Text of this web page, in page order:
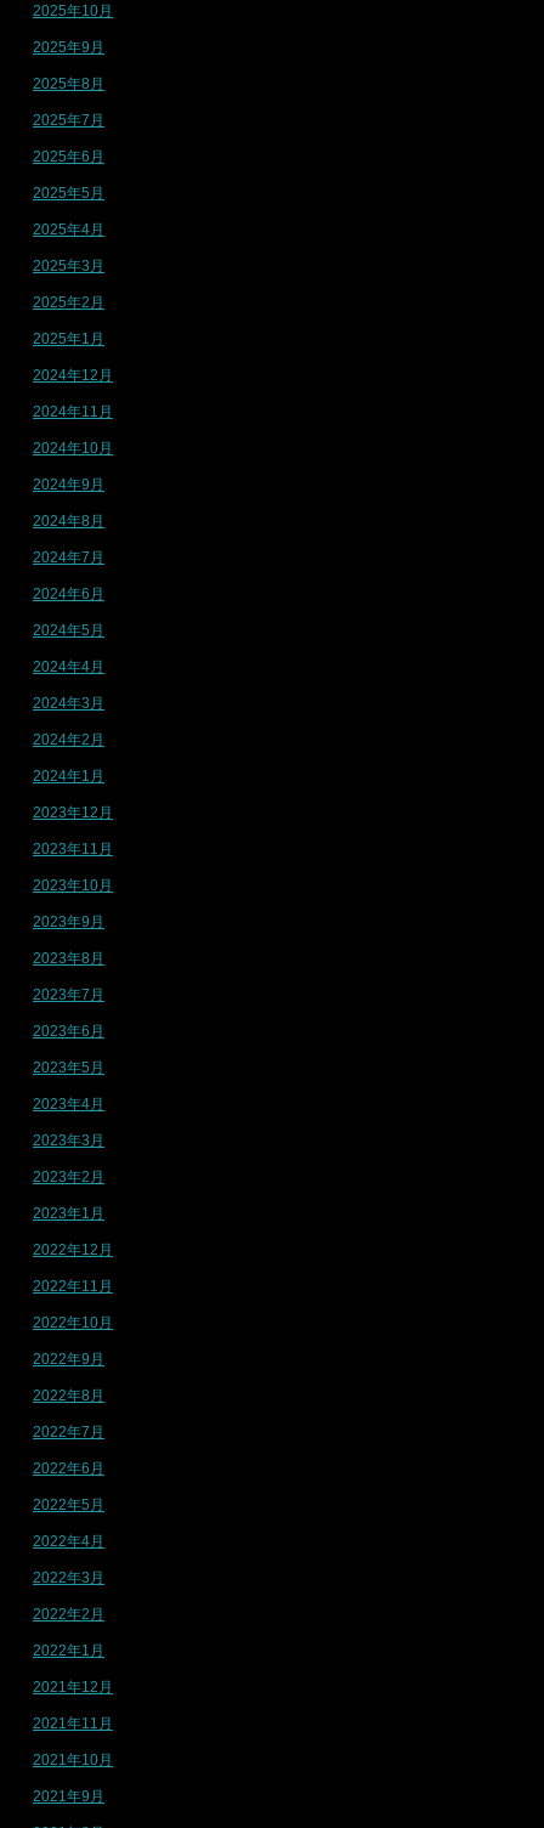
2025年10月
2025年9月
2025年8月
2025年7月
2025年6月
2025年5月
2025年4月
2025年3月
2025年2月
2025年1月
2024年12月
2024年11月
2024年10月
2024年9月
2024年8月
2024年7月
2024年6月
2024年5月
2024年4月
2024年3月
2024年2月
2024年1月
2023年12月
2023年11月
2023年10月
2023年9月
2023年8月
2023年7月
2023年6月
2023年5月
2023年4月
2023年3月
2023年2月
2023年1月
2022年12月
2022年11月
2022年10月
2022年9月
2022年8月
2022年7月
2022年6月
2022年5月
2022年4月
2022年3月
2022年2月
2022年1月
2021年12月
2021年11月
2021年10月
2021年9月